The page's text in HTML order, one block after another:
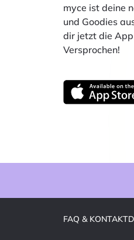
myce ist deine
und Goodies
dir jetzt die
Versprochen!
FAQ & KONTAKT